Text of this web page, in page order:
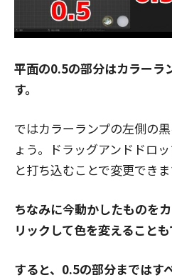
平面の0.5の部分はカラーラ
す。
ではカラーランプの左側の
ょう。ドラッグアンドドロ
と打ち込むことで変更できま
ちなみに今動かしたものを
リックして色を変えることも
すると、0.5の部分まではす